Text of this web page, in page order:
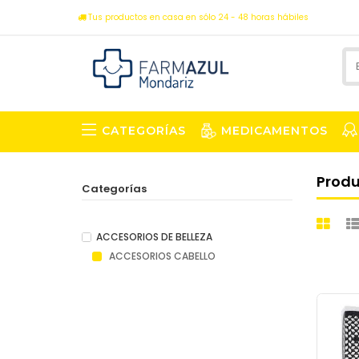
Tus productos en casa en sólo 24 - 48 horas hábiles
CATEGORÍAS MEDICAMENTOS
Categorías
ACCESORIOS DE BELLEZA
ACCESORIOS CABELLO